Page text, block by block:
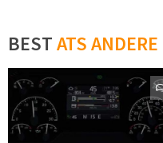
BESTATS ANDERE